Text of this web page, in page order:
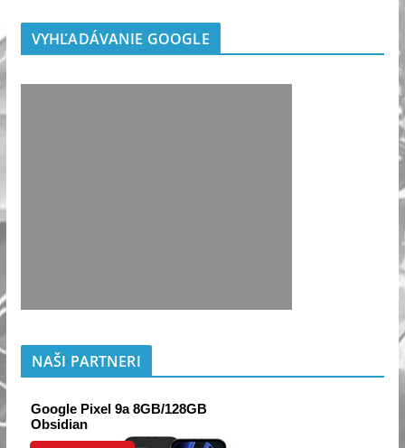
VYHĽADÁVANIE GOOGLE
NAŠI PARTNERI